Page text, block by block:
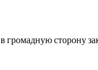
громадную сторону